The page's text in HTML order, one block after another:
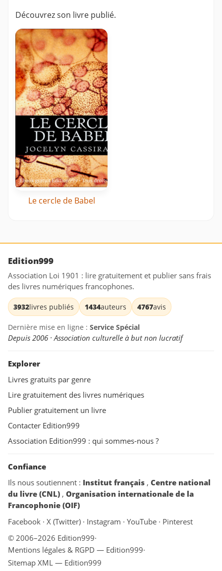
Découvrez son livre publié.
Le cercle de Babel
Edition999
Association Loi 1901 : lire gratuitement et publier sans frais
des livres numériques francophones.
3932livres publiés 1434auteurs 4767avis
Dernière mise en ligne : Service Spécial
Depuis 2006 · Association culturelle à but non lucratif
Explorer
Livres gratuits par genre
Lire gratuitement des livres numériques
Publier gratuitement un livre
Contacter Edition999
Association Edition999 : qui sommes-nous ?
Confiance
Ils nous soutiennent : Institut français , Centre national
du livre (CNL) , Organisation internationale de la
Francophonie (OIF)
Facebook · X (Twitter) · Instagram · YouTube · Pinterest
© 2006–2026 Edition999·
Mentions légales & RGPD — Edition999·
Sitemap XML — Edition999